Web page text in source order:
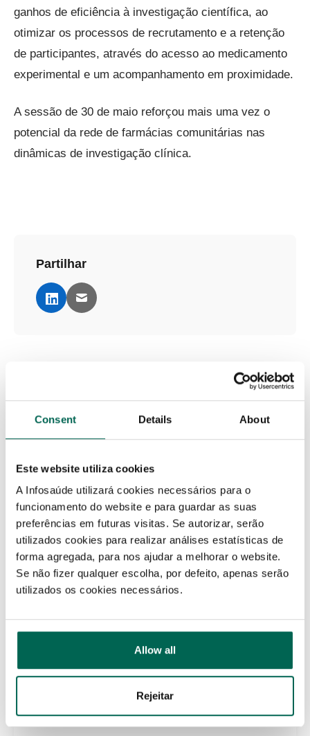
Consent Details About
Este website utiliza cookies
A Infosaúde utilizará cookies necessários para o
funcionamento do website e para guardar as suas
preferências em futuras visitas. Se autorizar, serão
utilizados cookies para realizar análises estatísticas de
forma agregada, para nos ajudar a melhorar o website.
Se não fizer qualquer escolha, por defeito, apenas serão
utilizados os cookies necessários.
Allow all
Rejeitar
ganhos de eficiência à investigação científica, ao
otimizar os processos de recrutamento e a retenção
de participantes, através do acesso ao medicamento
experimental e um acompanhamento em proximidade.
A sessão de 30 de maio reforçou mais uma vez o
potencial da rede de farmácias comunitárias nas
dinâmicas de investigação clínica.
Partilhar
farmácias comunitárias na campanha de
Projeto PharmaTrial vence 1.º Prémio AICIB